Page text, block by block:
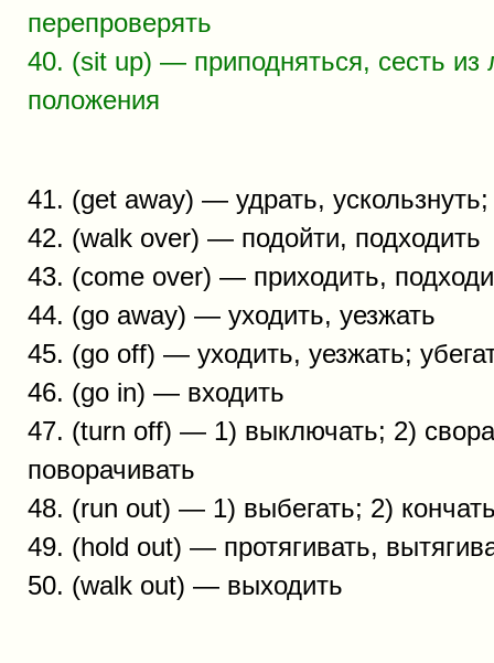
перепроверять
40. (sit up) — приподняться, сесть из
положения
41. (get away) — удрать, ускользнуть;
42. (walk over) — подойти, подходить
43. (come over) — приходить,
44. (go away) — уходить, уезжать
45. (go off) — уходить, уезжать;
46. (go in) — входить
47. (turn off) — 1) выключать; 2)
поворачивать
48. (run out) — 1) выбегать; 2)
49. (hold out) — протягивать,
50. (walk out) — выходить